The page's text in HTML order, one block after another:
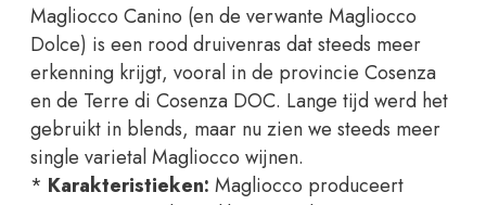
Magliocco Canino (en de verwante Magliocco
Dolce) is een rood druivenras dat steeds meer
erkenning krijgt, vooral in de provincie Cosenza
en de Terre di Cosenza DOC. Lange tijd werd het
gebruikt in blends, maar nu zien we steeds meer
single varietal Magliocco wijnen.
* Karakteristieken: Magliocco produceert